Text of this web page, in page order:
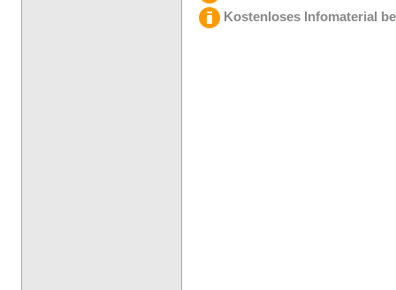
Kostenloses Infomaterial